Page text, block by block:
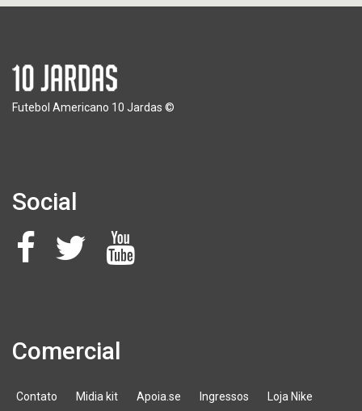
Futebol Americano 10 Jardas ©
Social
Comercial
Contato Midia kit Apoia.se Ingressos Loja Nike